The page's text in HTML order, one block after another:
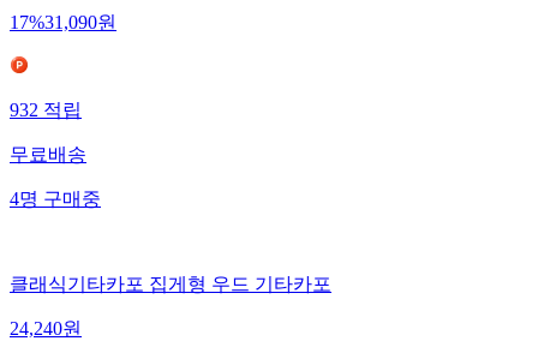
17%31,090원
932적립
무료배송
4명구매중
클래식기타카포 집게형 우드 기타카포
24,240원